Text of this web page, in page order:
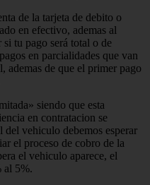
de la tarjeta de debito o
en efectivo, ademas al
tu pago será total o de
en parcialidades que van
ademas de que el primer pago
siendo que esta
en contratacion se
del vehiculo debemos esperar
el proceso de cobro de la
el vehiculo aparece, el
al 5%.